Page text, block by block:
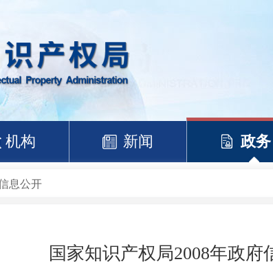
机构 新闻 政务
息公开
国家知识产权局2008年政